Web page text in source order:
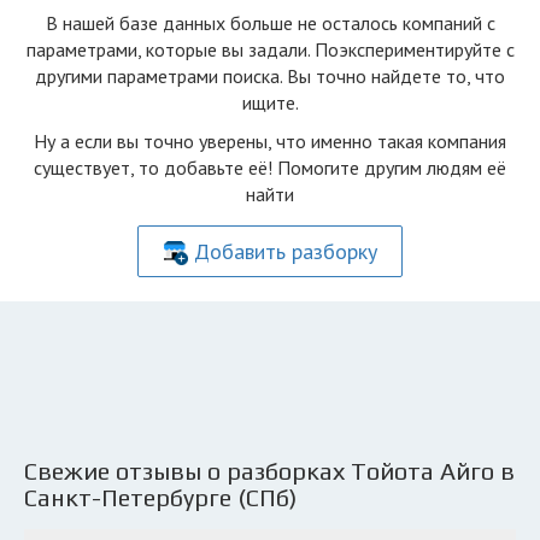
В нашей базе данных больше не осталоcь компаний с
параметрами, которые вы задали. Поэкспериментируйте с
другими параметрами поиска. Вы точно найдете то, что
ищите.
Ну а если вы точно уверены, что именно такая компания
существует, то добавьте её! Помогите другим людям её
найти
Добавить разборку
Свежие отзывы о разборках Тойота Айго в
Санкт-Петербурге (СПб)